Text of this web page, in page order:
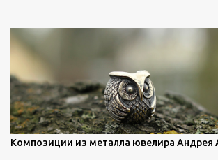
Композиции из металла ювелира Андрея